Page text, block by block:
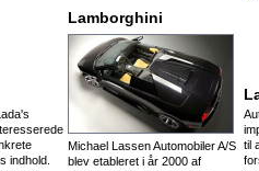
indhold.
Lamborghini
Michael Lassen Automobiler A/S
blev etableret i år 2000 af
til